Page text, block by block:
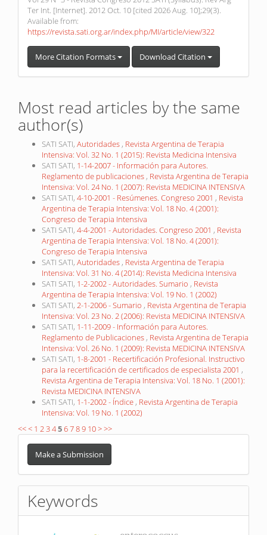
Ter Int. [Internet]. 2012 Oct. 10 [cited 2026 Aug. 10];29(3).
Available from:
https://revista.sati.org.ar/index.php/MI/article/view/322
More Citation Formats Download Citation
Most read articles by the same
author(s)
SATI SATI, Autoridades , Revista Argentina de Terapia
Intensiva: Vol. 32 No. 1 (2015): Revista Medicina Intensiva
SATI SATI, 1-14-2007 - Información para Autores.
Reglamento de publicaciones , Revista Argentina de Terapia
Intensiva: Vol. 24 No. 1 (2007): Revista MEDICINA INTENSIVA
SATI SATI, 4-10-2001 - Resúmenes. Congreso 2001 , Revista
Argentina de Terapia Intensiva: Vol. 18 No. 4 (2001):
Congreso de Terapia Intensiva
SATI SATI, 4-4-2001 - Autoridades. Congreso 2001 , Revista
Argentina de Terapia Intensiva: Vol. 18 No. 4 (2001):
Congreso de Terapia Intensiva
SATI SATI, Autoridades , Revista Argentina de Terapia
Intensiva: Vol. 31 No. 4 (2014): Revista Medicina Intensiva
SATI SATI, 1-2-2002 - Autoridades. Sumario , Revista
Argentina de Terapia Intensiva: Vol. 19 No. 1 (2002)
SATI SATI, 2-1-2006 - Sumario , Revista Argentina de Terapia
Intensiva: Vol. 23 No. 2 (2006): Revista MEDICINA INTENSIVA
SATI SATI, 1-11-2009 - Información para Autores.
Reglamento de Publicaciones , Revista Argentina de Terapia
Intensiva: Vol. 26 No. 1 (2009): Revista MEDICINA INTENSIVA
SATI SATI, 1-8-2001 - Recertificación Profesional. Instructivo
para la recertificación de certificados de especialista 2001 ,
Revista Argentina de Terapia Intensiva: Vol. 18 No. 1 (2001):
Revista MEDICINA INTENSIVA
SATI SATI, 1-1-2002 - Índice , Revista Argentina de Terapia
Intensiva: Vol. 19 No. 1 (2002)
<<< 1 2 3456789 10>>>
Make
Submission
Make a Submission
Keywords